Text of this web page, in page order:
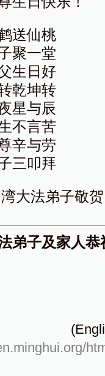
送仙桃
聚一堂
生日好
乾坤转
星与辰
不言苦
辛与劳
三叩拜
湾大法弟子敬贺
弟子及家人